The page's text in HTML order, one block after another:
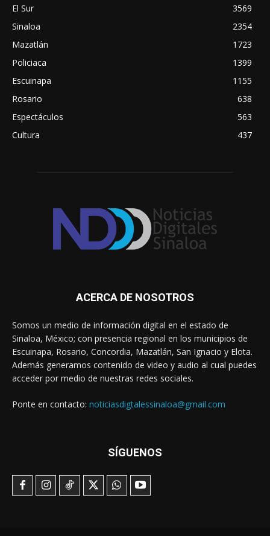
El Sur
3569
Sinaloa
2354
Mazatlán
1723
Policiaca
1399
Escuinapa
1155
Rosario
638
Espectáculos
563
Cultura
437
ACERCA DE NOSOTROS
Somos un medio de información digital en el estado de
Sinaloa, México; con presencia regional en los municipios de
Escuinapa, Rosario, Concordia, Mazatlán, San Ignacio y Elota.
Además generamos contenido de video y audio al cual puedes
acceder por medio de nuestras redes sociales.
Ponte en contacto: noticiasdigtalessinaloa@gmail.com
SÍGUENOS